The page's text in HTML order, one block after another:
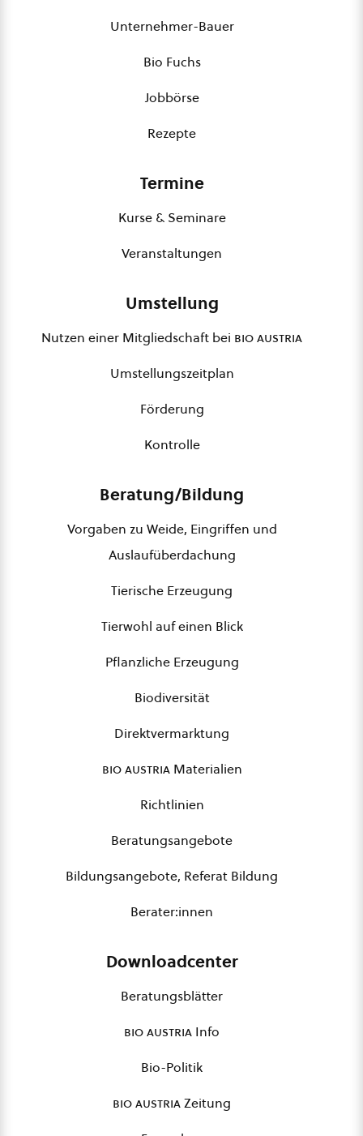
Unternehmer-Bauer
Bio Fuchs
Jobbörse
Rezepte
Termine
Kurse & Seminare
Veranstaltungen
Umstellung
Nutzen einer Mitgliedschaft bei bio austria
Umstellungszeitplan
Förderung
Kontrolle
Beratung/Bildung
Vorgaben zu Weide, Eingriffen und
Auslaufüberdachung
Tierische Erzeugung
Tierwohl auf einen Blick
Pflanzliche Erzeugung
Biodiversität
Direktvermarktung
bio austriaMaterialien
Richtlinien
Beratungsangebote
Bildungsangebote, Referat Bildung
Berater:innen
Downloadcenter
Beratungsblätter
bio austria Info
Bio-Politik
bio austriaZeitung